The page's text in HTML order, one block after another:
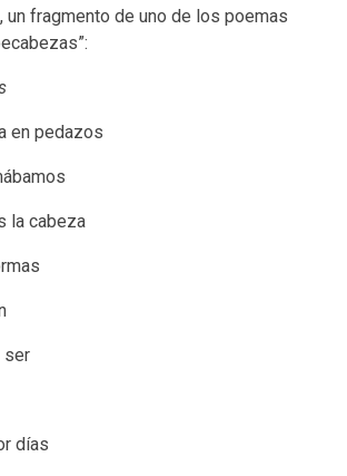
un fragmento de uno de los poemas
en pedazos
la cabeza
ser
días